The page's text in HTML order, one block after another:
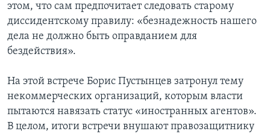
этом, что сам предпочитает следовать старому
диссидентскому правилу: «безнадежность нашего
дела не должно быть оправданием для
бездействия».
На этой встрече Борис Пустынцев затронул тему
некоммерческих организаций, которым власти
пытаются навязать статус «иностранных агентов».
В целом, итоги встречи внушают правозащитнику